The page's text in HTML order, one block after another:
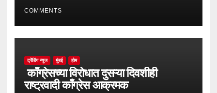
COMMENTS
ट्रेंडिंग न्यूज मुंबई होम
काँग्रेसच्या विरोधात दुसऱ्या दिवशीही
राष्ट्रवादी काँग्रेस आक्रमक